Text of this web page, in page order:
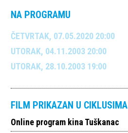
NA PROGRAMU
ČETVRTAK, 07.05.2020 20:00
UTORAK, 04.11.2003 20:00
UTORAK, 28.10.2003 19:00
FILM PRIKAZAN U CIKLUSIMA
Online program kina Tuškanac